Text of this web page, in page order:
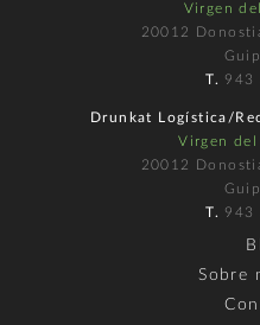
Virgen
20012
T. 943
Drunkat Logística/
Virgen del
20012
T. 943
Sobre